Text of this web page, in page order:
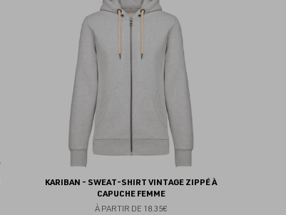
KARIBAN - SWEAT-SHIRT VINTAGE ZIPPÉ À
CAPUCHE FEMME
À PARTIR DE 18.35€